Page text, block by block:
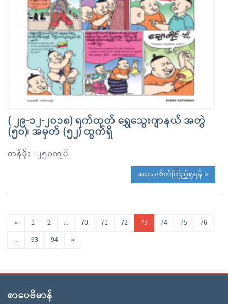
( ၂၉-၁၂-၂၀၁၈) ရက်ထုတ် ရွှေသွေးဂျာနယ် အတွဲ
(၅၀)၊ အမှတ် (၅၂) ထွက်ရှိ
တန်ဖိုး - ၂၅၀ကျပ်
အသေးစိတ်ကြည့်ရှုရန် »
« 1 2 ... 70 71 72 73 74 75
76
...
93 94 »
စာပေဗိမာန်